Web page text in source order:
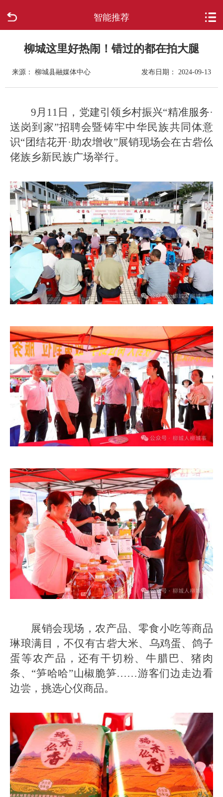
智能推荐
走进柳城
新闻中心
网上办事
互动回应
数据专题
柳城这里好热闹！错过的都在拍大腿
来源： 柳城县融媒体中心 发布日期： 2024-09-13
9月11日，党建引领乡村振兴“精准服务·
送岗到家”招聘会暨铸牢中华民族共同体意
识“团结花开·助农增收”展销现场会在古砦仫
佬族乡新民族广场举行。
展销会现场，农产品、零食小吃等商品
琳琅满目，不仅有古砦大米、乌鸡蛋、鸽子
蛋等农产品，还有干切粉、牛腊巴、猪肉
条、“笋哈哈”山椒脆笋……游客们边走边看
边尝，挑选心仪商品。